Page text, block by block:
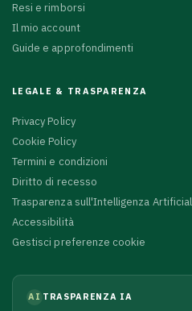
Resi e rimborsi
Il mio account
Guide e approfondimenti
LEGALE & TRASPARENZA
Privacy Policy
Cookie Policy
Termini e condizioni
Diritto di recesso
Trasparenza sull'Intelligenza
Accessibilità
Gestisci preferenze cookie
AI TRASPARENZA IA